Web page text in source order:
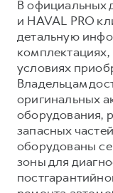
В официальных
и HAVAL PRO
детальную
комплектациях,
условиях
Владельцам
оригинальных
оборудования,
запасных
оборудованы
зоны для